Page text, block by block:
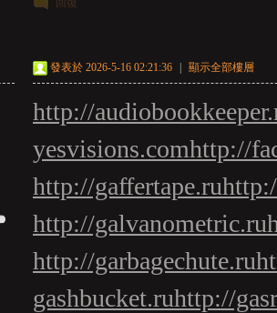
回復
發表於 2026-5-16 02:21:36 顯示全部樓層
http://
yesvisions.comhttp://
http://gaffertape.ru
http://galvanometric.ru
http://garbagechute.ru
gashbucket.ruhttp://